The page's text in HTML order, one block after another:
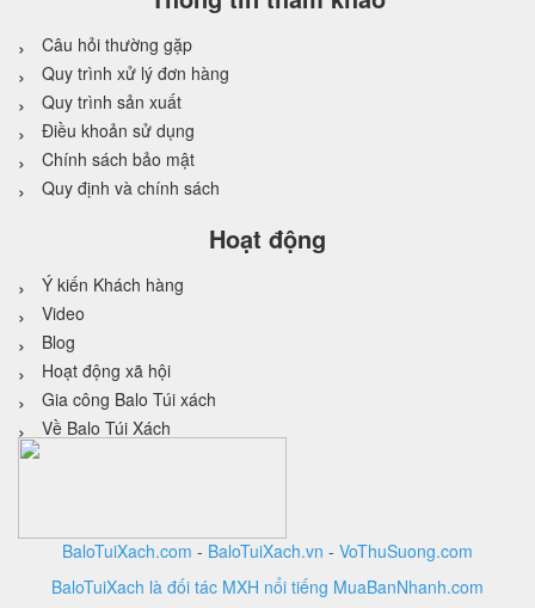
Câu hỏi thường gặp
Quy trình xử lý đơn hàng
Quy trình sản xuất
Điều khoản sử dụng
Chính sách bảo mật
Quy định và chính sách
Hoạt động
Ý kiến Khách hàng
Video
Blog
Hoạt động xã hội
Gia công Balo Túi xách
Về Balo Túi Xách
BaloTuiXach.com - BaloTuiXach.vn - VoThuSuong.com
BaloTuiXach là đối tác MXH nổi tiếng MuaBanNhanh.com